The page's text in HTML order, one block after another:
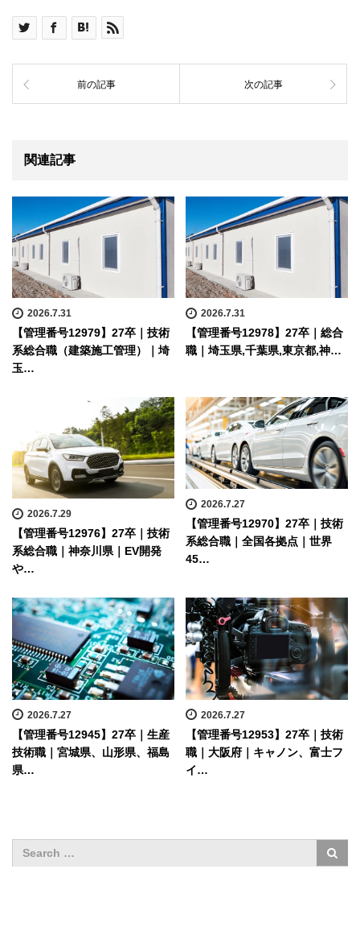
前の記事 次の記事
関連記事
2026.7.31
【管理番号12979】27卒｜技術
系総合職（建築施工管理）｜埼
玉…
2026.7.31
【管理番号12978】27卒｜総合
職｜埼玉県,千葉県,東京都,神…
2026.7.29
【管理番号12976】27卒｜技術
系総合職｜神奈川県｜EV開発
や…
2026.7.27
【管理番号12970】27卒｜技術
系総合職｜全国各拠点｜世界
45…
2026.7.27
【管理番号12945】27卒｜生産
技術職｜宮城県、山形県、福島
県…
2026.7.27
【管理番号12953】27卒｜技術
職｜大阪府｜キャノン、富士フ
イ…